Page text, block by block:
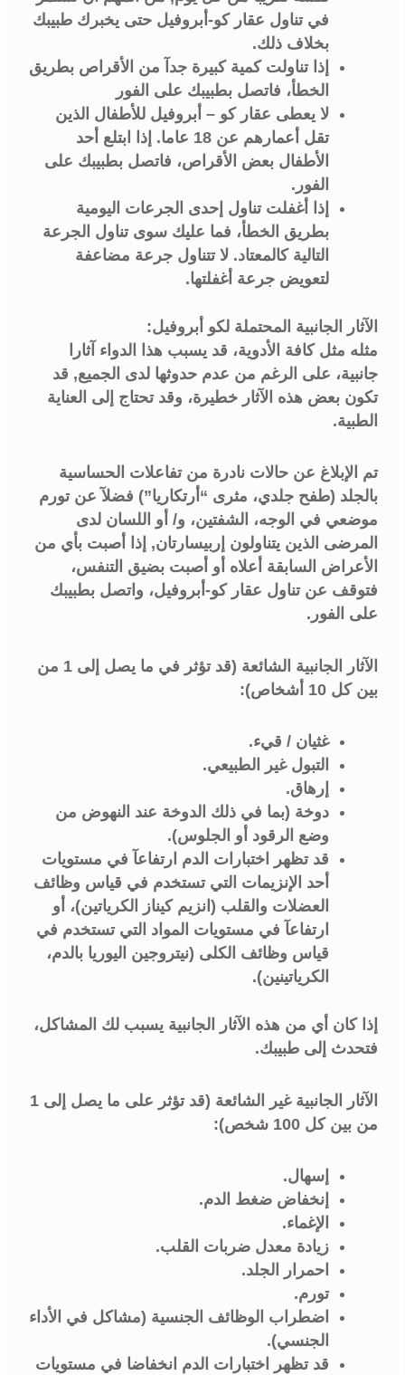
في تناول عقار كو-أبروفيل حتى يخبرك طبيبك
بخلاف ذلك.
إذا تناولت كمية كبيرة جدآ من الأقراص بطريق
الخطأ، فاتصل بطبيبك على الفور
لا يعطى عقار كو – أبروفيل للأطفال الذين
تقل أعمارهم عن 18 عاما. إذا ابتلع أحد
الأطفال بعض الأقراص، فاتصل بطبيبك على
الفور.
إذا أغفلت تناول إحدى الجرعات اليومية
بطريق الخطأ، فما عليك سوى تناول الجرعة
التالية كالمعتاد. لا تتناول جرعة مضاعفة
لتعويض جرعة أغفلتها.
الآثار الجانبية المحتملة لكو أبروفيل:
مثله مثل كافة الأدوية، قد يسبب هذا الدواء آثارا
جانبية، على الرغم من عدم حدوثها لدى الجميع, قد
تكون بعض هذه الآثار خطيرة، وقد تحتاج إلى العناية
الطبية.
تم الإبلاغ عن حالات نادرة من تفاعلات الحساسية
بالجلد (طفح جلدي، مثرى “أرتكاريا”) فضلآ عن تورم
موضعي في الوجه، الشفتين، و/ أو اللسان لدى
المرضى الذين يتناولون إربيسارتان, إذا أصبت بأي من
الأعراض السابقة أعلاه أو أصبت بضيق التنفس،
فتوقف عن تناول عقار كو-أبروفيل، واتصل بطبيبك
على الفور.
الآثار الجانبية الشائعة (قد تؤثر في ما يصل إلى 1 من
بين كل 10 أشخاص):
غثيان / قيء.
التبول غير الطبيعي.
إرهاق.
دوخة (بما في ذلك الدوخة عند النهوض من
وضع الرقود أو الجلوس).
قد تظهر اختبارات الدم ارتفاعآ في مستويات
أحد الإنزيمات التي تستخدم في قياس وظائف
العضلات والقلب (انزيم كيناز الكرياتين)، أو
ارتفاعآ في مستويات المواد التي تستخدم في
قياس وظائف الكلى (نيتروجين اليوريا بالدم،
الكرياتينين).
إذا كان أي من هذه الآثار الجانبية يسبب لك المشاكل،
فتحدث إلى طبيبك.
الآثار الجانبية غير الشائعة (قد تؤثر على ما يصل إلى 1
من بين كل 100 شخص):
إسهال.
إنخفاض ضغط الدم.
الإغماء.
زيادة معدل ضربات القلب.
احمرار الجلد.
تورم.
اضطراب الوظائف الجنسية (مشاكل في الأداء
الجنسي).
قد تظهر اختبارات الدم انخفاضا في مستويات